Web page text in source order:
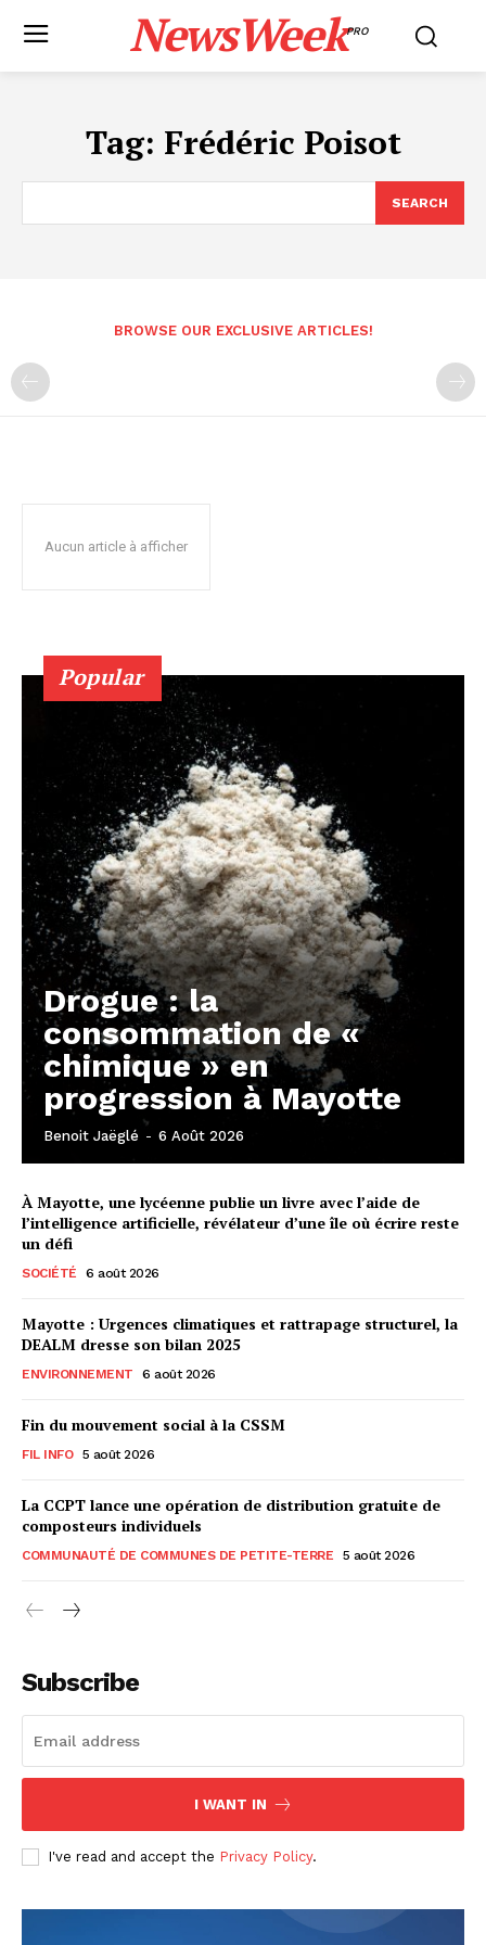
NewsWeekPRO
Tag: Frédéric Poisot
SEARCH
BROWSE OUR EXCLUSIVE ARTICLES!
Aucun article à afficher
Popular
Drogue : la
consommation de «
chimique » en
progression à Mayotte
Benoit Jaëglé - 6 Août 2026
À Mayotte, une lycéenne publie un livre avec l’aide de
l’intelligence artificielle, révélateur d’une île où écrire reste
un défi
SOCIÉTÉ 6 août 2026
Mayotte : Urgences climatiques et rattrapage structurel, la
DEALM dresse son bilan 2025
ENVIRONNEMENT 6 août 2026
Fin du mouvement social à la CSSM
FIL INFO 5 août 2026
La CCPT lance une opération de distribution gratuite de
composteurs individuels
COMMUNAUTÉ DE COMMUNES DE PETITE-TERRE 5 août 2026
Subscribe
I WANT IN
I've read and accept the Privacy Policy.